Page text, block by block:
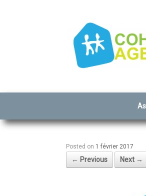
Posted on 1 février 2017
← Previous Next →